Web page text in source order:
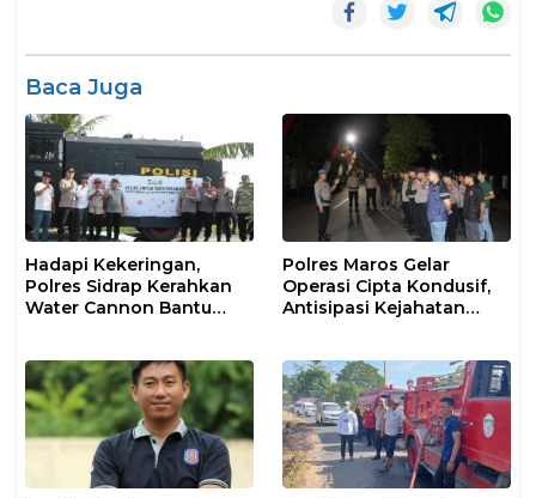
Baca Juga
Hadapi Kekeringan,
Polres Sidrap Kerahkan
Water Cannon Bantu
Polres Maros Gelar
Operasi Cipta Kondusif,
Antisipasi Kejahatan